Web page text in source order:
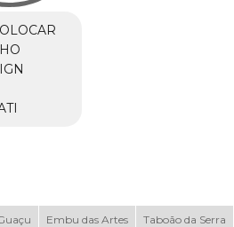
Embu das Artes Taboão da Serra